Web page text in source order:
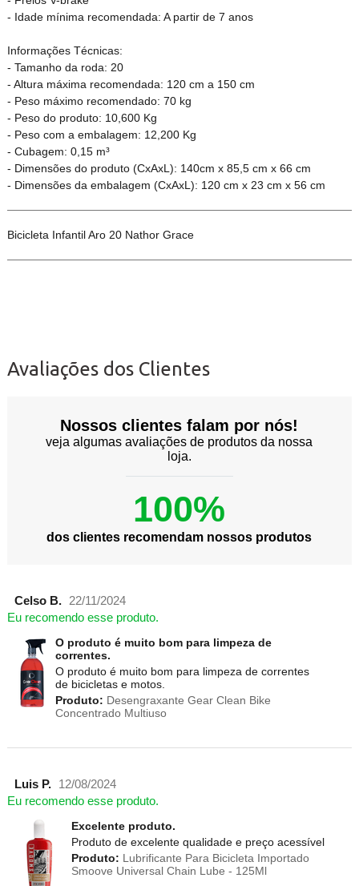
- Idade mínima recomendada: A partir de 7 anos
Informações Técnicas:
- Tamanho da roda: 20
- Altura máxima recomendada: 120 cm a 150 cm
- Peso máximo recomendado: 70 kg
- Peso do produto: 10,600 Kg
- Peso com a embalagem: 12,200 Kg
- Cubagem: 0,15 m³
- Dimensões do produto (CxAxL): 140cm x 85,5 cm x 66 cm
- Dimensões da embalagem (CxAxL): 120 cm x 23 cm x 56 cm
Bicicleta Infantil Aro 20 Nathor Grace
Avaliações dos Clientes
Nossos clientes falam por nós!
veja algumas avaliações de produtos da nossa
loja.
100%
dos clientes recomendam nossos produtos
Celso B.
22/11/2024
Eu recomendo esse produto.
O produto é muito bom para limpeza de
correntes.
O produto é muito bom para limpeza de correntes
de bicicletas e motos.
Produto: Desengraxante Gear Clean Bike
Concentrado Multiuso
Luis P.
12/08/2024
Eu recomendo esse produto.
Excelente produto.
Produto de excelente qualidade e preço acessível
Produto: Lubrificante Para Bicicleta Importado
Smoove Universal Chain Lube - 125Ml